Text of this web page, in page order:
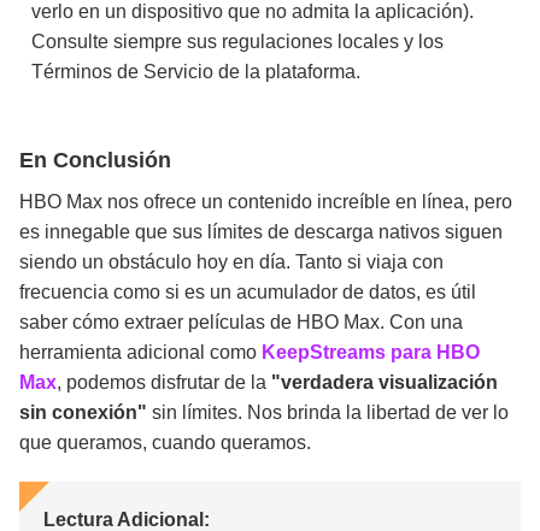
verlo en un dispositivo que no admita la aplicación).
Consulte siempre sus regulaciones locales y los
Términos de Servicio de la plataforma.
En Conclusión
HBO Max nos ofrece un contenido increíble en línea, pero
es innegable que sus límites de descarga nativos siguen
siendo un obstáculo hoy en día. Tanto si viaja con
frecuencia como si es un acumulador de datos, es útil
saber cómo extraer películas de HBO Max. Con una
herramienta adicional como KeepStreams para HBO
Max, podemos disfrutar de la "verdadera visualización
sin conexión" sin límites. Nos brinda la libertad de ver lo
que queramos, cuando queramos.
Lectura Adicional: